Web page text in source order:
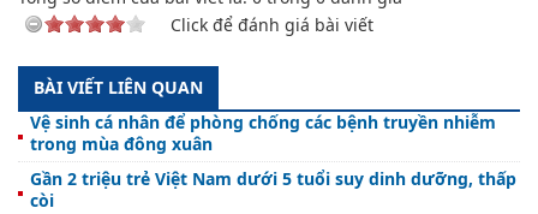
Click để đánh giá bài viết
BÀI VIẾT LIÊN QUAN
Vệ sinh cá nhân để phòng chống các bệnh truyền nhiễm
trong mùa đông xuân
Gần 2 triệu trẻ Việt Nam dưới 5 tuổi suy dinh dưỡng, thấp
còi